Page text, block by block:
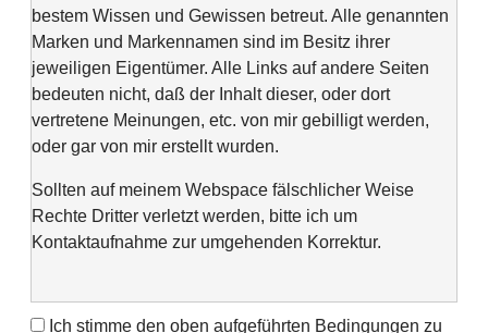
bestem Wissen und Gewissen betreut. Alle genannten
Marken und Markennamen sind im Besitz ihrer
jeweiligen Eigentümer. Alle Links auf andere Seiten
bedeuten nicht, daß der Inhalt dieser, oder dort
vertretene Meinungen, etc. von mir gebilligt werden,
oder gar von mir erstellt wurden.
Sollten auf meinem Webspace fälschlicher Weise
Rechte Dritter verletzt werden, bitte ich um
Kontaktaufnahme zur umgehenden Korrektur.
This web space is a project of my spare time and not
Ich stimme den oben aufgeführten Bedingungen zu